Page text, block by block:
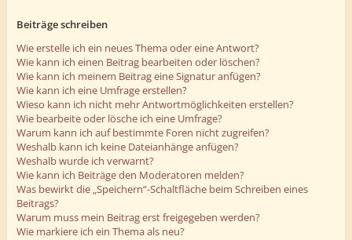
Beiträge schreiben
Wie erstelle ich ein neues Thema oder eine Antwort?
Wie kann ich einen Beitrag bearbeiten oder löschen?
Wie kann ich meinem Beitrag eine Signatur anfügen?
Wie kann ich eine Umfrage erstellen?
Wieso kann ich nicht mehr Antwortmöglichkeiten erstellen?
Wie bearbeite oder lösche ich eine Umfrage?
Warum kann ich auf bestimmte Foren nicht zugreifen?
Weshalb kann ich keine Dateianhänge anfügen?
Weshalb wurde ich verwarnt?
Wie kann ich Beiträge den Moderatoren melden?
Was bewirkt die „Speichern“-Schaltfläche beim Schreiben eines
Beitrags?
Warum muss mein Beitrag erst freigegeben werden?
Wie markiere ich ein Thema als neu?